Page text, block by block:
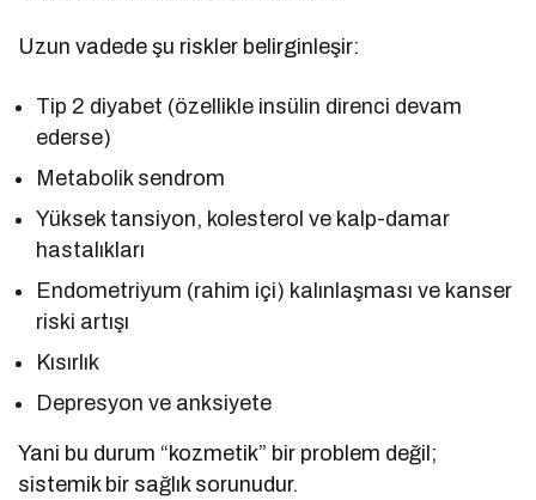
Uzun vadede şu riskler belirginleşir:
Tip 2 diyabet (özellikle insülin direnci devam
ederse)
Metabolik sendrom
Yüksek tansiyon, kolesterol ve kalp-damar
hastalıkları
Endometriyum (rahim içi) kalınlaşması ve kanser
riski artışı
Kısırlık
Depresyon ve anksiyete
Yani bu durum “kozmetik” bir problem değil;
sistemik bir sağlık sorunudur.